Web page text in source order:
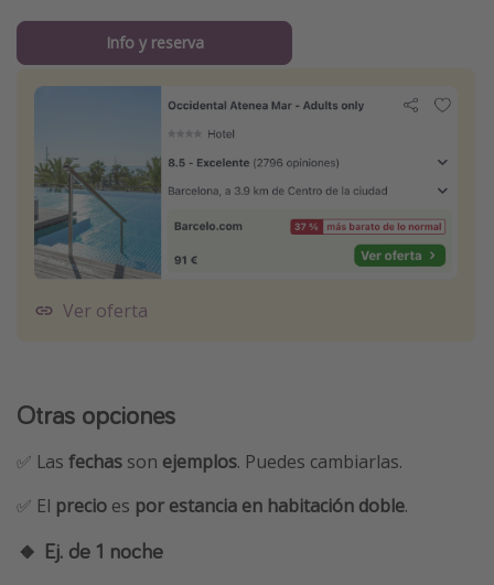
Info y reserva
Ver oferta
Otras opciones
✅ Las fechas son ejemplos. Puedes cambiarlas.
✅ El precio es por estancia en habitación doble.
🔸 Ej. de 1 noche